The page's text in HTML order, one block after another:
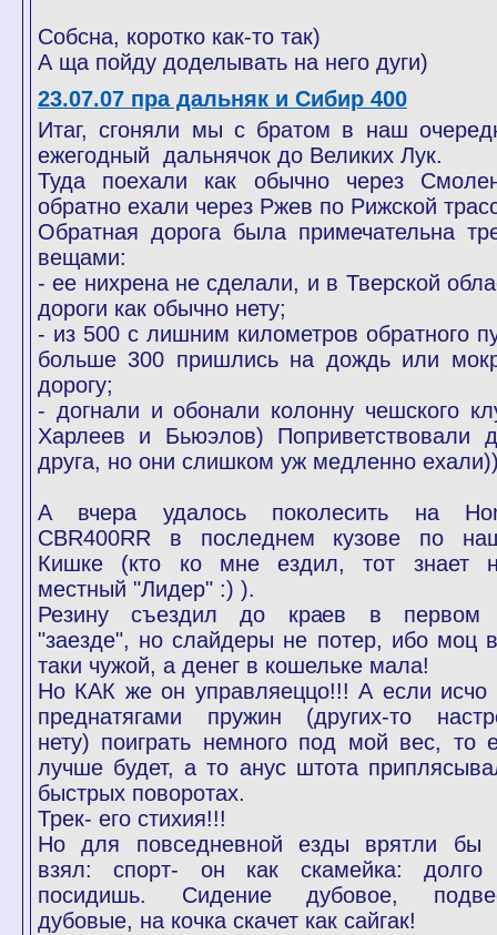
Собсна, коротко как-то так)
А ща пойду доделывать на него дуги)
23.07.07 пра дальняк и Сибир 400
Итаг, сгоняли мы с братом в наш
ежегодный дальнячок до Великих Лук.
Туда поехали как обычно через
обратно ехали через Ржев по Рижской
Обратная дорога была примечательна
вещами:
- ее нихрена не сделали, и в Тверской
дороги как обычно нету;
- из 500 с лишним километров обратного
больше 300 пришлись на дождь или
дорогу;
- догнали и обонали колонну чешского
Харлеев и Бьюэлов) Поприветствовали
друга, но они слишком уж медленно
А вчера удалось поколесить на
CBR400RR в последнем кузове по
Кишке (кто ко мне ездил, тот знает
местный "Лидер" :) ).
Резину съездил до краев в первом
"заезде", но слайдеры не потер, ибо моц
таки чужой, а денег в кошельке мала!
Но КАК же он управляеццо!!! А если исчо
преднатягами пружин (других-то
нету) поиграть немного под мой вес, то
лучше будет, а то анус штота
быстрых поворотах.
Трек- его стихия!!!
Но для повседневной езды врятли бы
взял: спорт- он как скамейка:
посидишь. Сидение дубовое,
дубовые, на кочка скачет как сайгак!